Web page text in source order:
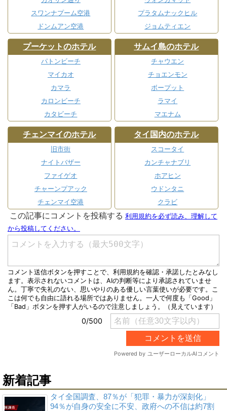
スワンナプーム空港
ドンムアン空港
プラタムナックヒル
ジョムティエン
プーケットのホテル
パトンビーチ
マイカオ
カマラ
カロンビーチ
カタビーチ
サムイ島のホテル
チャウエン
チョエンモン
ボープット
ラマイ
マエナム
チェンマイのホテル
旧市街
ナイトバザー
ファイゲオ
チャーンプアック
チェンマイ空港
タイ国内のホテル
スコータイ
カンチャナブリ
ホアヒン
ウドンタニ
クラビ
新着記事
タイ全国調査、87％が「犯罪・暴力が深刻化」
94％が自身の安全に不安、政府への不信は約7割